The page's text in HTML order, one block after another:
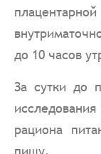
до 10 часов
За сутки до
рациона